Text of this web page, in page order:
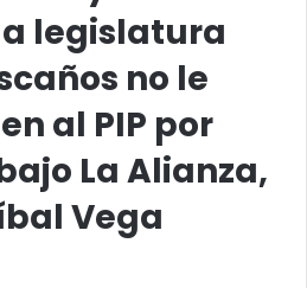
legislatura
no le
al PIP por
La Alianza,
Vega